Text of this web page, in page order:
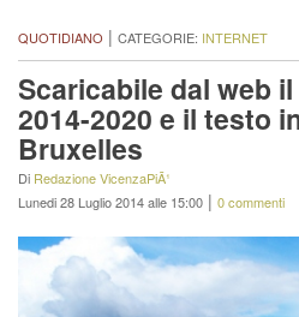
QUOTIDIANO | CATEGORIE: INTERNET
Scaricabile dal web
2014-2020 e il testo
Bruxelles
Di Redazione VicenzaPiÃ¹
Lunedi 28 Luglio 2014 alle 15:00 | 0 commenti